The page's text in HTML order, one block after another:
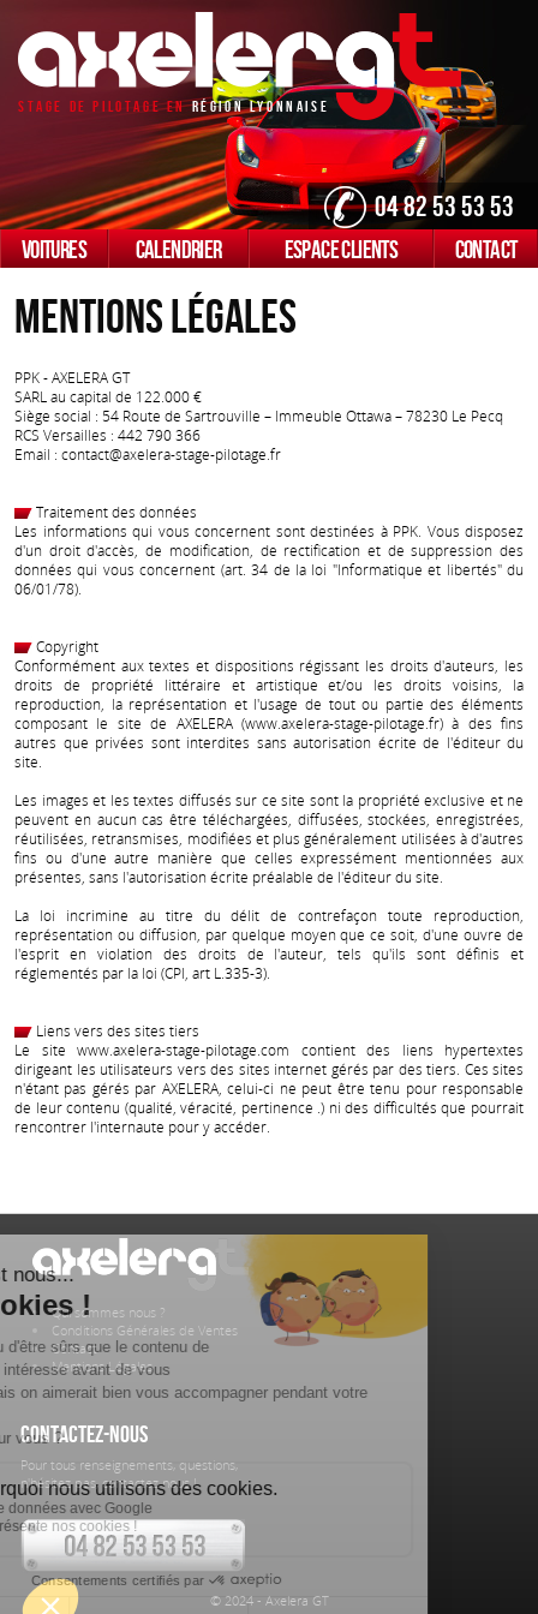
Stage De Pilotage EnRégion Lyonnaise
04 82 53 53 53
VOITURES CALENDRIER ESPACE CLIENTS CONTACT
Mentions Légales
PPK - AXELERA GT
SARL au capital de 122.000
Siège social : 54 Route de Sartrouville – Immeuble Ottawa – 78230 Le Pecq
RCS Versailles : 442 790 366
Email : contact@axelera-stage-pilotage.fr
Traitement des données
Les informations qui vous concernent sont destinées à PPK. Vous disposez
d'un droit d'accès, de modification, de rectification et de suppression des
données qui vous concernent (art. 34 de la loi "Informatique et libertés" du
06/01/78).
Copyright
Conformément aux textes et dispositions régissant les droits d'auteurs, les
droits de propriété littéraire et artistique et/ou les droits voisins, la
reproduction, la représentation et l'usage de tout ou partie des éléments
composant le site de AXELERA (www.axelera-stage-pilotage.fr) à des fins
autres que privées sont interdites sans autorisation écrite de l'éditeur du
site.
Les images et les textes diffusés sur ce site sont la propriété exclusive et ne
peuvent en aucun cas être téléchargées, diffusées, stockées, enregistrées,
réutilisées, retransmises, modifiées et plus généralement utilisées à d'autres
fins ou d'une autre manière que celles expressément mentionnées aux
présentes, sans l'autorisation écrite préalable de l'éditeur du site.
La loi incrimine au titre du délit de contrefaçon toute reproduction,
représentation ou diffusion, par quelque moyen que ce soit, d'une ouvre de
l'esprit en violation des droits de l'auteur, tels qu'ils sont définis et
réglementés par la loi (CPI, art L.335-3).
Liens vers des sites tiers
Le site www.axelera-stage-pilotage.com contient des liens hypertextes
dirigeant les utilisateurs vers des sites internet gérés par des tiers. Ces sites
n'étant pas gérés par AXELERA, celui-ci ne peut être tenu pour responsable
de leur contenu (qualité, véracité, pertinence .) ni des difficultés que pourrait
rencontrer l'internaute pour y accéder.
Qui sommes nous ?
Conditions Générales de Ventes
Contact
Mentions Légales
Contactez-nous
Pour tous renseignements, questions,
n'hésitez pas, contactez nous !
© 2024 - Axelera GT